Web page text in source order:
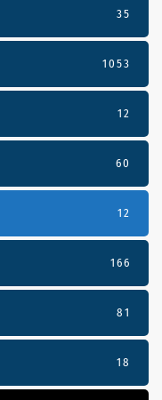
35
1053
12
60
12
166
81
18